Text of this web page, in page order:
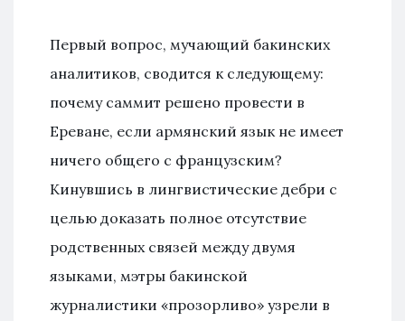
Первый вопрос, мучающий бакинских
аналитиков, сводится к следующему:
почему саммит решено провести в
Ереване, если армянский язык не имеет
ничего общего с французским?
Кинувшись в лингвистические дебри с
целью доказать полное отсутствие
родственных связей между двумя
языками, мэтры бакинской
журналистики «прозорливо» узрели в